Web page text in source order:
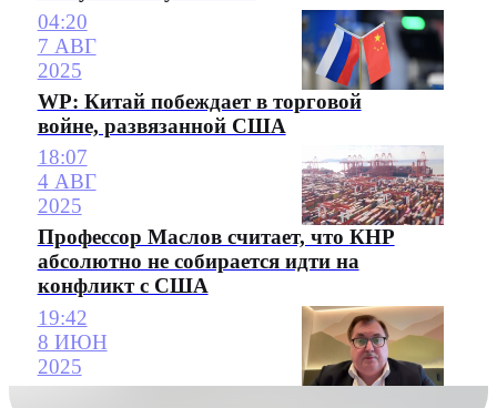
04:20
7 АВГ
2025
WP: Китай побеждает в торговой
войне, развязанной США
18:07
4 АВГ
2025
Профессор Маслов считает, что КНР
абсолютно не собирается идти на
конфликт с США
19:42
8 ИЮН
2025